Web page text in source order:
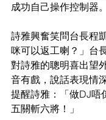
成功自己操作控制器。
詩雅興奮笑問台長程
咪可以返工喇？」台
對詩雅的聰明喜出望
音有戲，說話表現情
提醒詩雅：「做DJ唔
五關斬六將！」